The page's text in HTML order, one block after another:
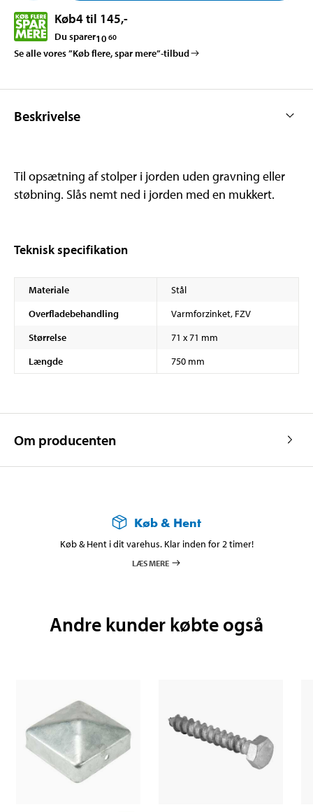
Køb4 til 145,-
Du sparer10 60
Se alle vores ”Køb flere, spar mere”-tilbud
Beskrivelse
Til opsætning af stolper i jorden uden gravning eller
støbning. Slås nemt ned i jorden med en mukkert.
Teknisk specifikation
Materiale
Stål
Overfladebehandling
Varmforzinket, FZV
Størrelse
71 x 71 mm
Længde
750 mm
Om producenten
Køb & Hent
Køb & Hent i dit varehus. Klar inden for 2 timer!
LÆS MERE
Andre kunder købte også